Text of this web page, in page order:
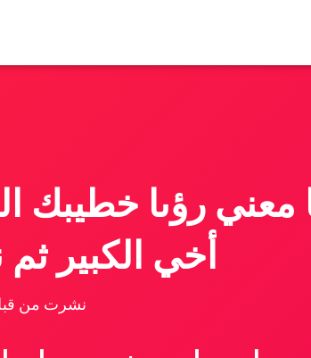
معني رؤىا خطيبك
أخي الكبير
نشرت من